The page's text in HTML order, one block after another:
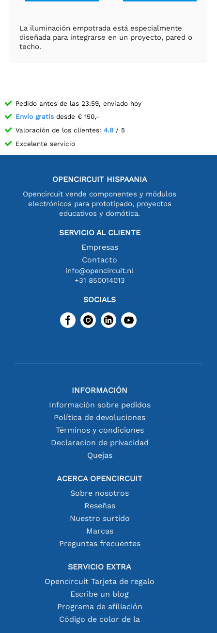
La iluminación empotrada está especialmente
diseñada para integrarse en un proyecto, pared o
techo.
Pedido antes de las 23:59, enviado hoy
Envío gratis desde € 150,-
Valoración de los clientes: 4.8 / 5
Excelente servicio
OPENCIRCUIT HISPAANIA
Opencircuit vende componentes y módulos
electrónicos para prototipado, proyectos
educativos y domótica.
SERVICIO AL CLIENTE
Empresas
Contacto
info@opencircuit.nl
+31 850014013
SOCIALS
INFORMACIÓN
Información sobre pedidos
Política de devoluciones
Términos y condiciones
Declaracion de privacidad
Quejas
ACERCA OPENCIRCUIT
Sobre nosotros
Reseñas
Nuestro surtido
Marcas
Preguntas frecuentes
SERVICIO EXTRA
Opencircuit Tarjeta de regalo
Escribe un blog
Programa de afiliación
Código de color de la